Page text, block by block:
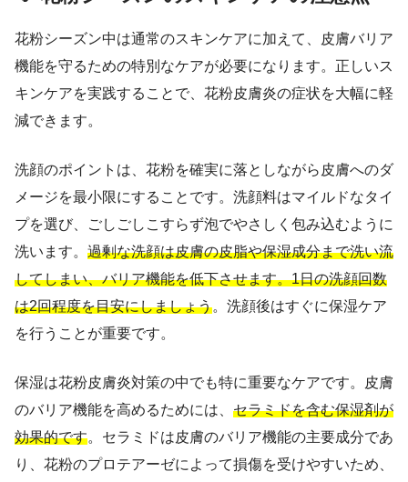
花粉シーズン中は通常のスキンケアに加えて、皮膚バリア
機能を守るための特別なケアが必要になります。正しいス
キンケアを実践することで、花粉皮膚炎の症状を大幅に軽
減できます。
洗顔のポイントは、花粉を確実に落としながら皮膚へのダ
メージを最小限にすることです。洗顔料はマイルドなタイ
プを選び、ごしごしこすらず泡でやさしく包み込むように
洗います。 過剰な洗顔は皮膚の皮脂や保湿成分まで洗い流
してしまい、バリア機能を低下させます。1日の洗顔回数
は2回程度を目安にしましょう。洗顔後はすぐに保湿ケア
を行うことが重要です。
保湿は花粉皮膚炎対策の中でも特に重要なケアです。皮膚
のバリア機能を高めるためには、 セラミドを含む保湿剤が
効果的です。セラミドは皮膚のバリア機能の主要成分であ
り、花粉のプロテアーゼによって損傷を受けやすいため、